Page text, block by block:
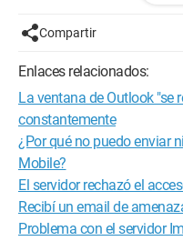
nombre del servidor que
Si hay alguien que puede
Gracias.
Compartir
Enlaces relacionados:
La ventana de Outlook "se
constantemente
¿Por qué no puedo enviar
Mobile?
El servidor rechazó el
Recibí un email de
Problema con el servidor